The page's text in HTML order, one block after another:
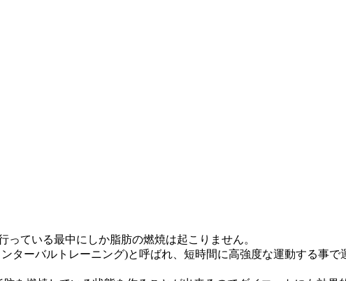
ている最中にしか脂肪の燃焼は起こりません。
ターバルトレーニング)と呼ばれ、短時間に高強度な運動する事で